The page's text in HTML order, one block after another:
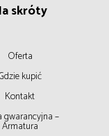
skróty
Oferta
kupić
Kontakt
gwarancyjna –
Armatura